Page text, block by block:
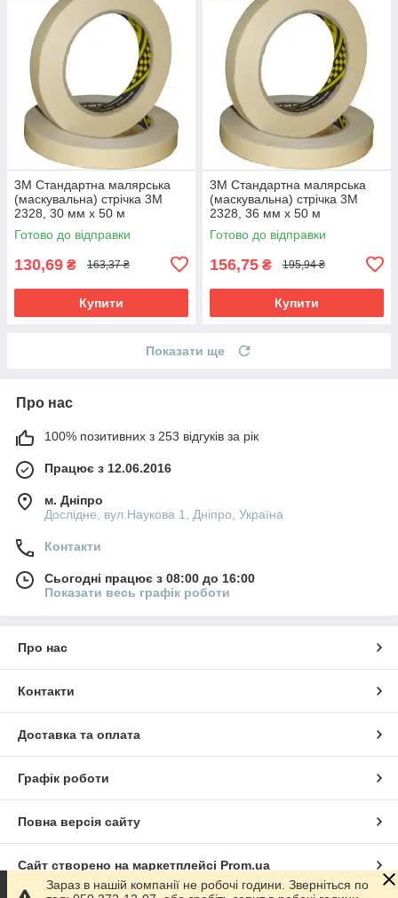
3M Стандартна малярська
(маскувальна) стрічка 3M
2328, 30 мм x 50 м
Готово до відправки
130,69 ₴ 163,37 ₴
Купити
3M Стандартна малярська
(маскувальна) стрічка 3M
2328, 36 мм x 50 м
Готово до відправки
156,75 ₴ 195,94 ₴
Купити
Показати ще
Про нас
100% позитивних з 253 відгуків за рік
Працює з 12.06.2016
м. Дніпро
Дослідне, вул.Наукова 1, Дніпро, Україна
Контакти
Сьогодні працює з 08:00 до 16:00
Показати весь графік роботи
Про нас
Контакти
Доставка та оплата
Графік роботи
Повна версія сайту
Сайт створено на маркетплейсі Prom.ua
Зараз в нашій компанії не робочі години. Зверніться по